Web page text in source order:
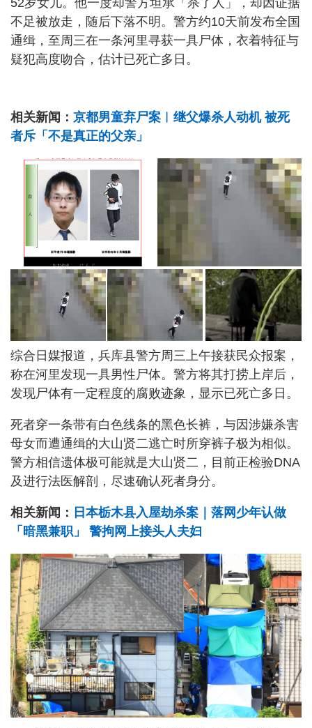
52岁女儿。他一度却警方坦承「杀了人」，却因证据
不足被放走，随后下落不明。警方约10天前发布全国
通缉，至周三在一条河里寻获一具尸体，衣着特征与
疑犯高度吻合，估计已死亡多日。
相关新闻： 京都男童弃尸案︱继父爆杀人动机 被死
者斥「不是真正的父亲」
综合日媒报道，兵库县警方周三上午接获民众报案，
称在河里发现一具男性尸体。警方将其打捞上岸后，
发现尸体有一定程度的腐败迹象，显示已死亡多日。
死者穿一条带有白色线条的黑色长裤，与因涉嫌杀害
母女而遭通缉的大山贤二逃亡时所穿裤子极为相似。
警方相信遗体极可能就是大山贤二，目前正检验DNA
及进行法医解剖，尽速确认死者身分。
相关新闻： 日本栃木县入屋劫杀案｜落网少年认做
「暗黑兼职」 警拘网上接头人夫妇